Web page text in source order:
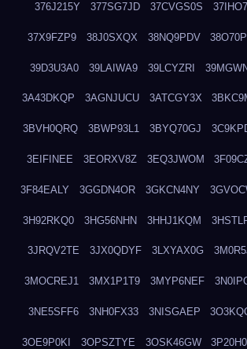
376J215Y 377SG7JD 37CVGS0S
37X9FZP9 38J0SXQX 38NQ9PDV
39D3U3A0 39LAIWA9 39LCYZRI
3A43DKQP 3AGNJUCU 3ATCGY3X
3BVH0QRQ 3BWP93L1 3BYQ70GJ
3EIFINEE 3EORXV8Z 3EQ3JWOM
3F84EALY 3GGDN4OR 3GKCN4NY
3H92RKQ0 3HG56NHN 3HHJ1KQM
3JRQV2TE 3JX0QDYF 3LXYAX0G
3MOCREJ1 3MX1P1T9 3MYP6NEF
3NE5SFF6 3NH0FX33 3NISGAEP
3OE9P0KI 3OPSZTYE 3OSK46GW